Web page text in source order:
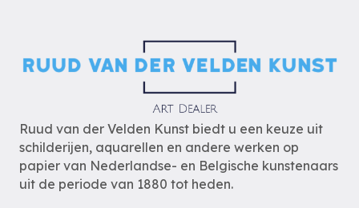
Ruud van der Velden Kunst biedt u een keuze uit
schilderijen, aquarellen en andere werken op
papier van Nederlandse- en Belgische kunstenaars
uit de periode van 1880 tot heden.